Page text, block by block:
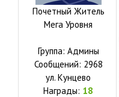
Почетный Житель
Мега Уровня
Группа: Админы
Сообщений: 2968
ул. Кунцево
Награды: 18